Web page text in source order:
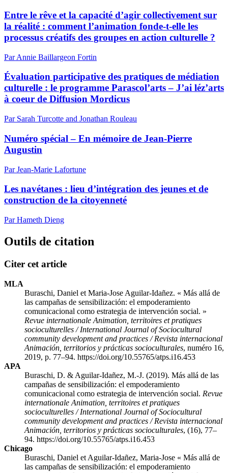
Entre le rêve et la capacité d’agir collectivement sur
la réalité : comment l’animation fonde-t-elle les
processus créatifs des groupes en action culturelle ?
Par Annie Baillargeon Fortin
Évaluation participative des pratiques de médiation
culturelle : le programme Parascol’arts – J’ai léz’arts
à coeur de Diffusion Mordicus
Par Sarah Turcotte and Jonathan Rouleau
Numéro spécial – En mémoire de Jean-Pierre
Augustin
Par Jean-Marie Lafortune
Les navétanes : lieu d’intégration des jeunes et de
construction de la citoyenneté
Par Hameth Dieng
Outils de citation
Citer cet article
MLA
Buraschi, Daniel et Maria-Jose Aguilar-Idañez. « Más allá de
las campañas de sensibilización: el empoderamiento
comunicacional como estrategia de intervención social. »
Revue internationale Animation, territoires et pratiques
socioculturelles / International Journal of Sociocultural
community development and practices / Revista internacional
Animación, territorios y prácticas socioculturales, numéro 16,
2019, p. 77–94. https://doi.org/10.55765/atps.i16.453
APA
Buraschi, D. & Aguilar-Idañez, M.-J. (2019). Más allá de las
campañas de sensibilización: el empoderamiento
comunicacional como estrategia de intervención social. Revue
internationale Animation, territoires et pratiques
socioculturelles / International Journal of Sociocultural
community development and practices / Revista internacional
Animación, territorios y prácticas socioculturales, (16), 77–
94. https://doi.org/10.55765/atps.i16.453
Chicago
Buraschi, Daniel et Aguilar-Idañez, Maria-Jose « Más allá de
las campañas de sensibilización: el empoderamiento